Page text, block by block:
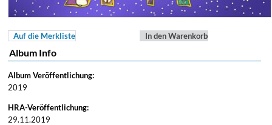
Auf die Merkliste In den Warenkorb
Album Info
Album Veröffentlichung:
2019
HRA-Veröffentlichung:
29.11.2019